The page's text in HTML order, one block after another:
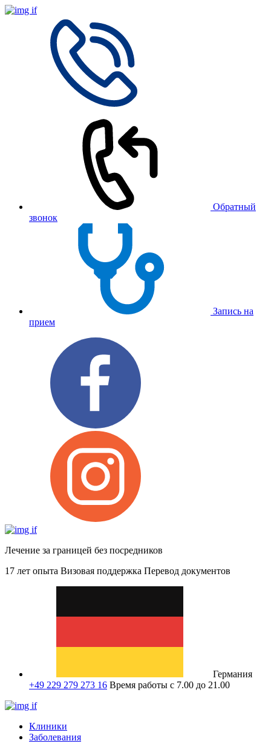
Обратный
звонок
Запись на
прием
Лечение за границей без посредников
17 лет опыта Визовая поддержка Перевод документов
Германия
+49 229 279 273 16 Время работы с 7.00 до 21.00
Клиники
Заболевания